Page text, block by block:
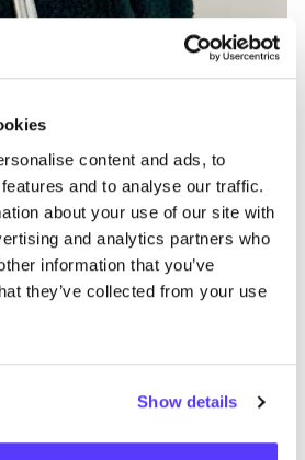
content and ads, to
and to analyse our traffic.
about your use of our site with
and analytics partners who
information that you’ve
they’ve collected from your use
Show detailsPrevious